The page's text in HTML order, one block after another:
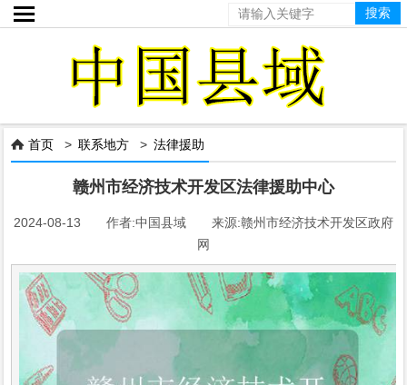

 首页 >联系地方 >法律援助
赣州市经济技术开发区法律援助中心
2024-08-13 作者:中国县域 来源:赣州市经济技术开发区政府
网